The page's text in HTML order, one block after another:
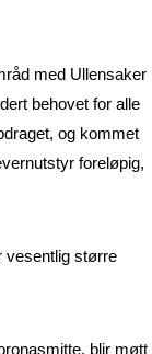
med Ullensaker
behovet for alle
og kommet
foreløpig,
vesentlig større
blir møtt